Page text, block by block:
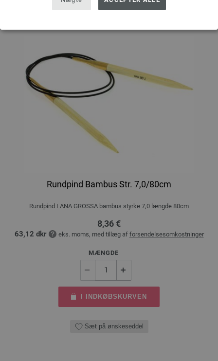
Rundpind Bambus Str. 7,0/80cm
Rundpind LANA GROSSA bambus styrke 7,0 længde 80cm
8,36 €
63,12 dkr eks. moms, med tillæg af forsendelsesomkostninger
MÆNGDE
I INDKØBSKURVEN
Sæt på ønskeseddel